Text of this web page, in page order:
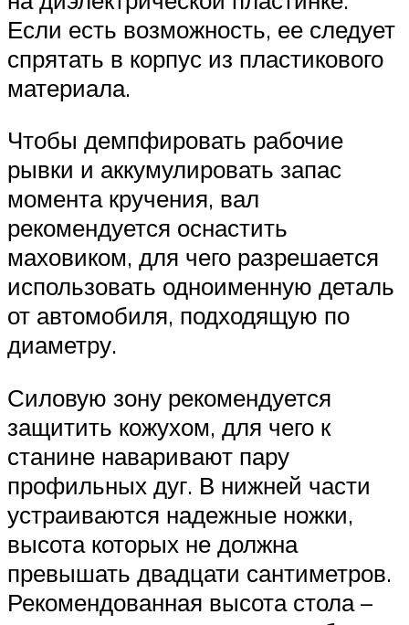
Если есть возможность, ее следует
спрятать в корпус из пластикового
материала.
Чтобы демпфировать рабочие
рывки и аккумулировать запас
момента кручения, вал
рекомендуется оснастить
маховиком, для чего разрешается
использовать одноименную деталь
от автомобиля, подходящую по
диаметру.
Силовую зону рекомендуется
защитить кожухом, для чего к
станине наваривают пару
профильных дуг. В нижней части
устраиваются надежные ножки,
высота которых не должна
превышать двадцати сантиметров.
Рекомендованная высота стола –